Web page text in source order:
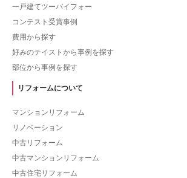
一戸建てツーバイフォー
コンテスト受賞事例
費用から探す
好みのテイストから事例を探す
部位から事例を探す
リフォームについて
マンションリフォーム
リノベーション
中古リフォーム
中古マンションリフォーム
中古住宅リフォーム